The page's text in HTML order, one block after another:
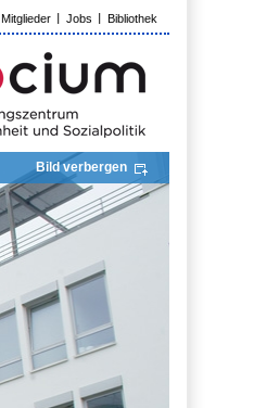
Mitglieder Jobs Bibliothek
Bild verbergen